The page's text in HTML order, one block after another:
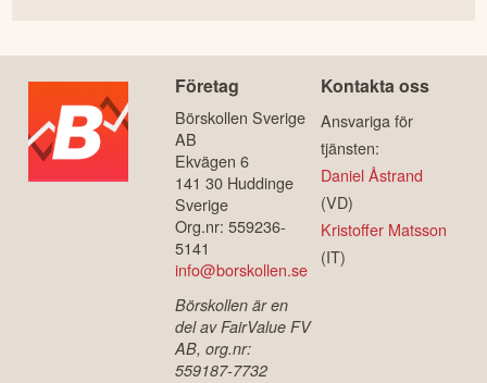
Företag
Börskollen Sverige
AB
Ekvägen 6
141 30 Huddinge
Sverige
Org.nr: 559236-
5141
info@borskollen.se
Börskollen är en
del av FairValue FV
AB, org.nr:
559187-7732
Kontakta oss
Ansvariga för
tjänsten:
Daniel Åstrand
(VD)
Kristoffer Matsson
(IT)